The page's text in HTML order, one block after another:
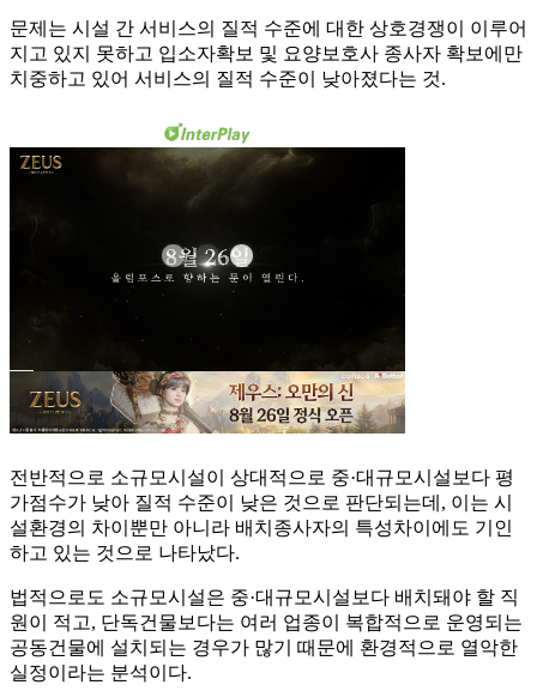
문제는 시설 간 서비스의 질적 수준에 대한 상호경쟁이 이루어
지고 있지 못하고 입소자확보 및 요양보호사 종사자 확보에만
치중하고 있어 서비스의 질적 수준이 낮아졌다는 것.
전반적으로 소규모시설이 상대적으로 중·대규모시설보다 평
가점수가 낮아 질적 수준이 낮은 것으로 판단되는데, 이는 시
설환경의 차이뿐만 아니라 배치종사자의 특성차이에도 기인
하고 있는 것으로 나타났다.
법적으로도 소규모시설은 중·대규모시설보다 배치돼야 할 직
원이 적고, 단독건물보다는 여러 업종이 복합적으로 운영되는
공동건물에 설치되는 경우가 많기 때문에 환경적으로 열악한
실정이라는 분석이다.